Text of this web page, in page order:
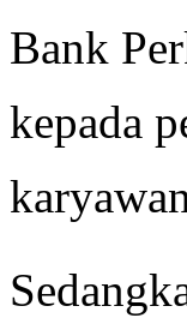
Bank
kepada